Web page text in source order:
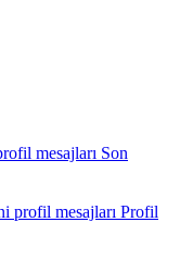
mesajları Son
profil mesajları Profil